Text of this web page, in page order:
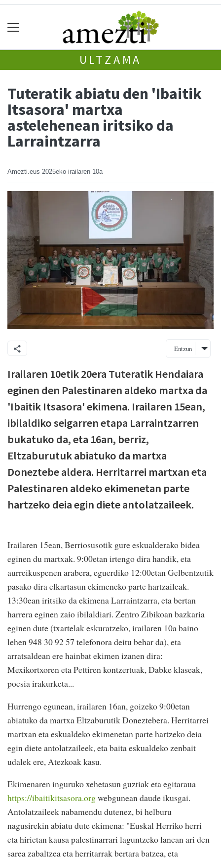
ULTZAMA
Tuteratik abiatu den 'Ibaitik
Itsasora' martxa
astelehenean iritsiko da
Larraintzarra
Amezti.eus 2025eko irailaren 10a
Entzun
Irailaren 10etik 20era Tuteratik Hendaiara
eginen den Palestinaren aldeko martxa da
'Ibaitik Itsasora' ekimena. Irailaren 15ean,
ibilaldiko seigarren etapa Larraintzarren
bukatuko da, eta 16an, berriz,
Eltzaburutuk abiatuko da martxa
Doneztebe aldera. Herritarrei martxan eta
Palestinaren aldeko ekimenetan parte
hartzeko deia egin diete antolatzaileek.
Irailaren 15ean, Berriosusotik gure eskualderako bidea
eginen du martxak. 9:00etan irtengo dira handik, eta
aurreikuspenen arabera, eguerdiko 12:00etan Gelbentzutik
pasako dira elkartasun ekimeneko parte hartzaileak.
13:30ean iritsiko da ekimena Larraintzarra, eta bertan
harrera eginen zaio ibilaldiari. Zentro Zibikoan bazkaria
eginen dute (txartelak eskuratzeko, irailaren 10a baino
lehen 948 30 92 57 telefonora deitu behar da), eta
arratsaldean ere hainbat ekimen izanen dira:
Mexikortxoren eta Pettiren kontzertuak, Dabke klaseak,
poesia irakurketa...
Hurrengo egunean, irailaren 16an, goizeko 9:00etan
abiatuko da martxa Eltzaburutik Doneztebera. Herritarrei
martxan eta eskualdeko ekimenetan parte hartzeko deia
egin diete antolatzaileek, eta baita eskualdeko zenbait
udalek ere, Atezkoak kasu.
Ekimenaren inguruko xehetasun guztiak eta egitaraua
https://ibaitikitsasora.orgwebgunean daude ikusgai.
Antolatzaileek nabamendu dutenez, bi helburu
nagusirekin abiatu dute ekimena: "Euskal Herriko herri
eta hirietan kausa palestinarrari laguntzeko lanean ari den
sarea zabaltzea eta herritarrak bertara batzea, eta